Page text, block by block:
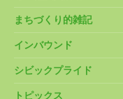
まちづくり的雑記
インバウンド
シビックプライド
トピックス